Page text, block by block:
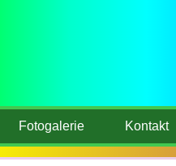
Fotogalerie Kontakt